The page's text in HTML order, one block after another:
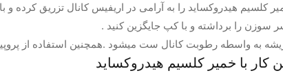
کلسیم هیدروکساید را به آرامی در اریفیس کانال تزریق
سوزن را برداشته و با کپ جایگزین کنید .
به واسطه رطوبت کانال ست میشود .همچنین استفاده از
کار با خمیر کلسیم هیدروکساید